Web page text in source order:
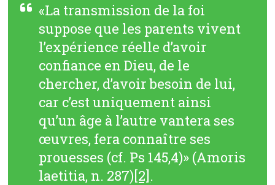
«La transmission de la foi
suppose que les parents vivent
l’expérience réelle d’avoir
confiance en Dieu, de le
chercher, d’avoir besoin de lui,
car c’est uniquement ainsi
qu’un âge à l’autre vantera ses
œuvres, fera connaître ses
prouesses (cf. Ps 145,4)» (Amoris
laetitia, n. 287)[2].